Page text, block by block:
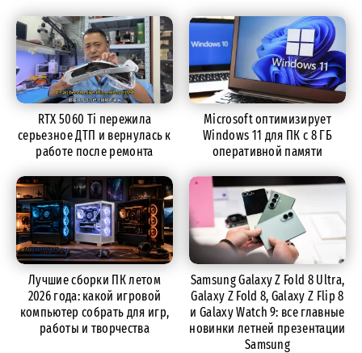
RTX 5060 Ti пережила
серьезное ДТП и вернулась к
работе после ремонта
Microsoft оптимизирует
Windows 11 для ПК с 8 ГБ
оперативной памяти
Лучшие сборки ПК летом
2026 года: какой игровой
компьютер собрать для игр,
работы и творчества
Samsung Galaxy Z Fold 8 Ultra,
Galaxy Z Fold 8, Galaxy Z Flip 8
и Galaxy Watch 9: все главные
новинки летней презентации
Samsung